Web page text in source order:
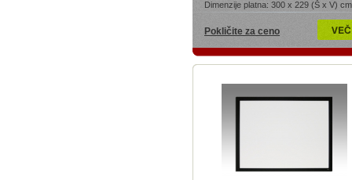
Dimenzije platna: 300 x 229 (Š x V) cm
Pokličite za ceno